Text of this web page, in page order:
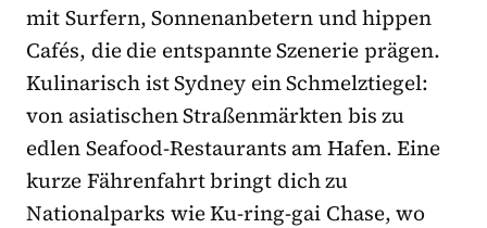
mit Surfern, Sonnenanbetern und hippen
Cafés, die die entspannte Szenerie prägen.
Kulinarisch ist Sydney ein Schmelztiegel:
von asiatischen Straßenmärkten bis zu
edlen Seafood-Restaurants am Hafen. Eine
kurze Fährenfahrt bringt dich zu
Nationalparks wie Ku-ring-gai Chase, wo